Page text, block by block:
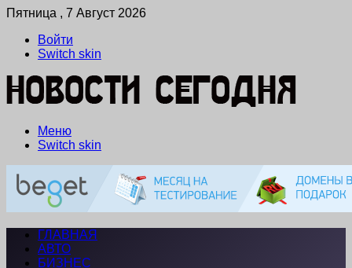
Пятница , 7 Август 2026
Войти
Switch skin
Меню
Switch skin
ГЛАВНАЯ
АВТО
БИЗНЕС